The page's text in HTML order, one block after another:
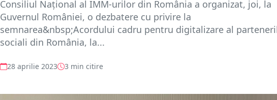
Consiliul Naţional al IMM-urilor din România a organizat, joi, la
Guvernul României, o dezbatere cu privire la
semnarea&nbsp;Acordului cadru pentru digitalizare al
sociali din România, la...
28 aprilie 2023 3 min citire